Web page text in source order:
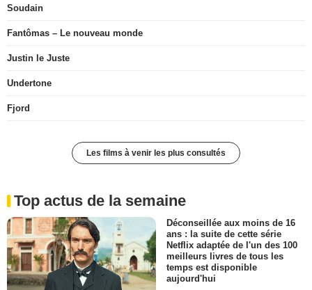
Soudain
Fantômas – Le nouveau monde
Justin le Juste
Undertone
Fjord
Les films à venir les plus consultés
Top actus de la semaine
Déconseillée aux moins de 16
ans : la suite de cette série
Netflix adaptée de l'un des 100
meilleurs livres de tous les
temps est disponible
aujourd'hui